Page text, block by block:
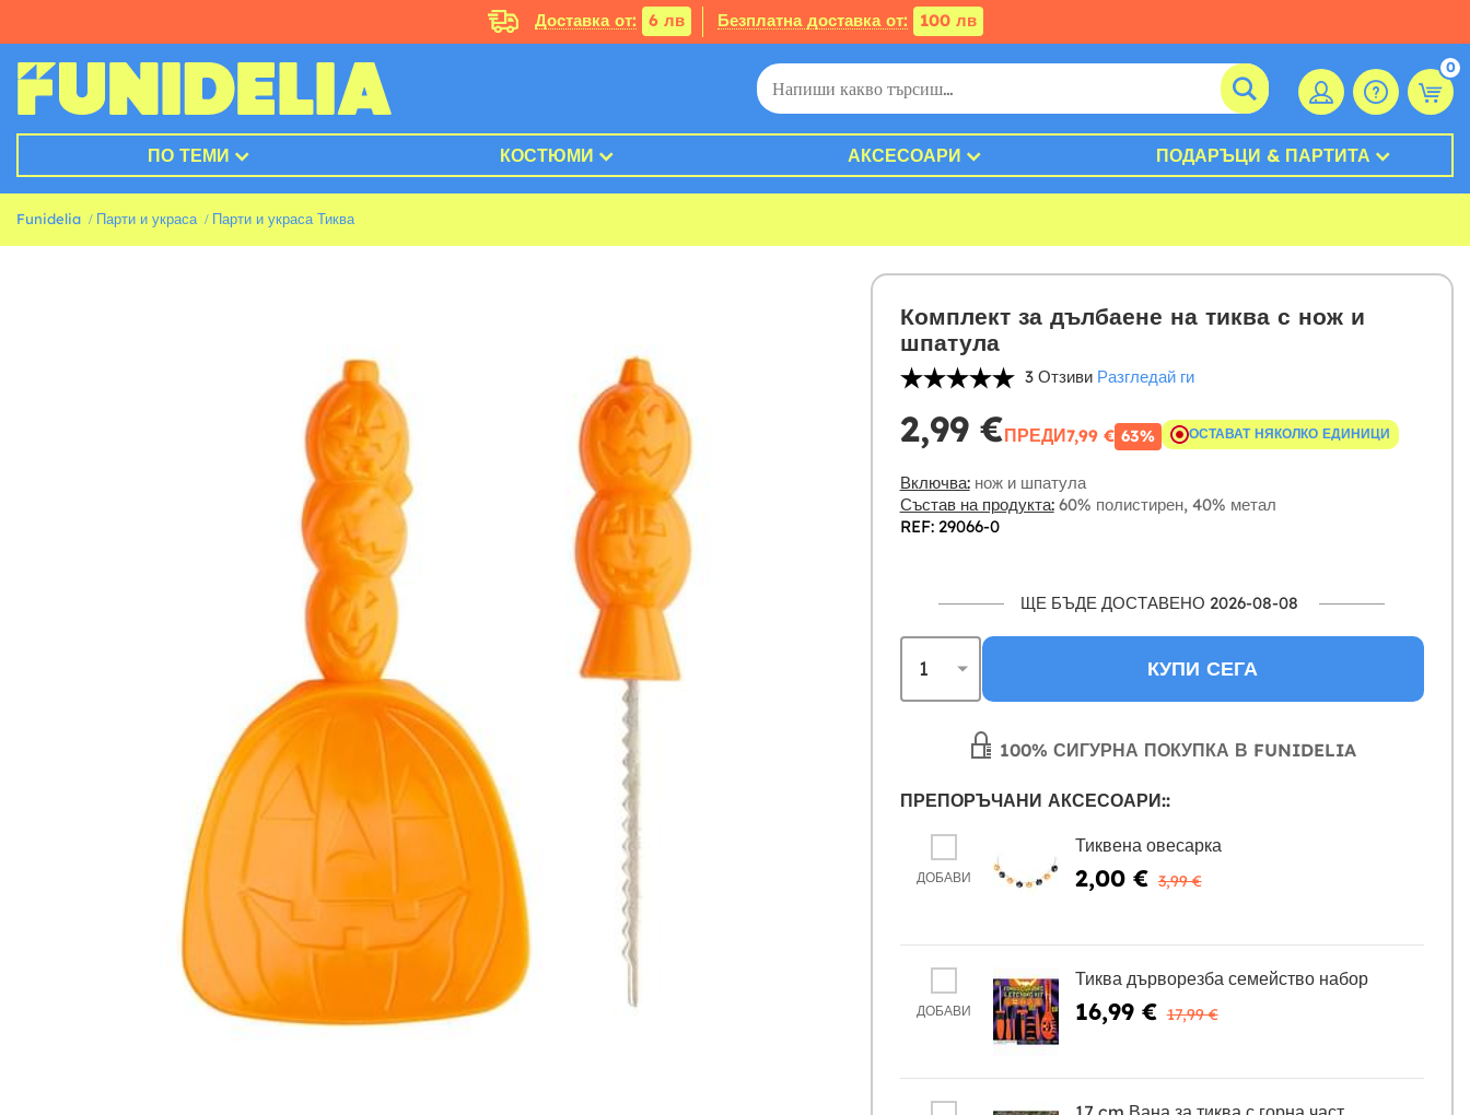
Доставка от: 6 лв Безплатна доставка от: 100 лв
0
ПО ТЕМИ КОСТЮМИ АКСЕСОАРИ ПОДАРЪЦИ & ПАРТИТА
Funidelia Парти и украса Парти и украса Тиква
Комплект за дълбаене на тиква с нож и
шпатула
3 Отзиви Разгледай ги
2,99 €ПРЕДИ7,99 € 63% ОСТАВАТ НЯКОЛКО ЕДИНИЦИ
Включва:нож и шпатула
Състав на продукта:60% полистирен, 40% метал
REF: 29066-0
ЩЕ БЪДЕ ДОСТАВЕНО 2026-08-08
КУПИ СЕГА
100% СИГУРНА ПОКУПКА В FUNIDELIA
ПРЕПОРЪЧАНИ АКСЕСОАРИ::
ДОБАВИ
Тиквена овесарка
2,00 € 3,99 €
ДОБАВИ
Тиква дърворезба семейство набор
16,99 € 17,99 €